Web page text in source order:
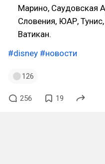
Марино, Саудовская
Словения, ЮАР,
Ватикан.
#disney #новости
126
256 19